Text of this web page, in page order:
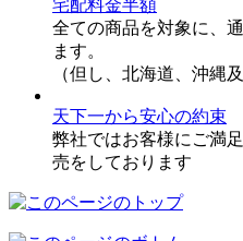
宅配料金半額
全ての商品を対象に、
ます。
（但し、北海道、沖縄
天下一から安心の約束
弊社ではお客様にご満
売をしております